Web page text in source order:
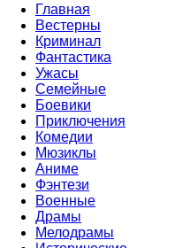
Главная
Вестерны
Криминал
Фантастика
Ужасы
Семейные
Боевики
Приключения
Комедии
Мюзиклы
Аниме
Фэнтези
Военные
Драмы
Мелодрамы